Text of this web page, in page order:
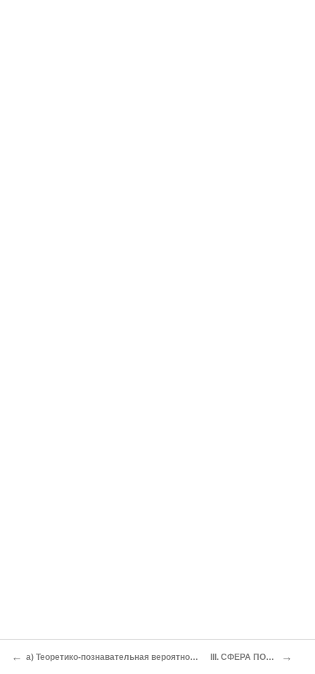
← а) Теоретико-познавательная вероятность (вероятность высказываний) III. СФЕРА ПОЗНАВАЕМОГО →